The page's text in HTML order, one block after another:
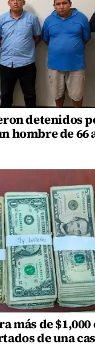
detenidos
hombre de 66
más de
de una